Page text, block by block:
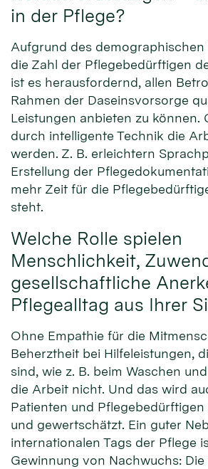
in der Pflege?
Aufgrund des demographischen
die Zahl der Pflegebedürftigen
ist es herausfordernd, allen
Rahmen der Daseinsvorsorge
Leistungen anbieten zu können.
durch intelligente Technik die
werden. Z. B. erleichtern
Erstellung der
mehr Zeit für die
steht.
Welche Rolle spielen
Menschlichkeit,
gesellschaftliche
Pflegealltag aus Ihrer
Ohne Empathie für die
Beherztheit bei Hilfeleistungen,
sind, wie z. B. beim Waschen
die Arbeit nicht. Und das wird
Patienten und
und gewertschätzt. Ein guter
internationalen Tags der Pflege
Gewinnung von Nachwuchs: